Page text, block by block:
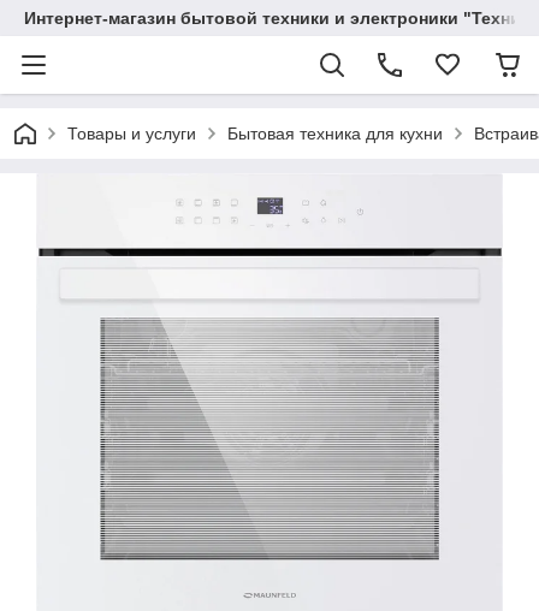
Интернет-магазин бытовой техники и электроники
Товары и услуги Бытовая техника для кухни